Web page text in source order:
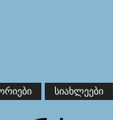
ᲡᲘᲐᲮᲚᲔᲔᲑᲘ